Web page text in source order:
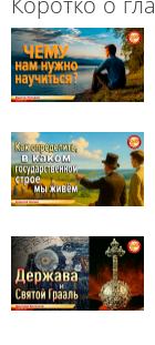
Коротко о